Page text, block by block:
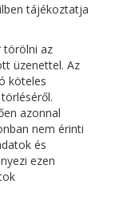
tájékoztatja
törölni az
üzenettel. Az
köteles
azonnal
nem érinti
és
ezen